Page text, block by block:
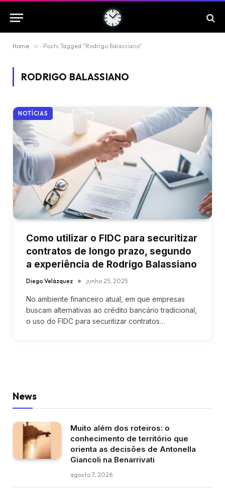
Home » Posts Tagged "Rodrigo Balassiano"
RODRIGO BALASSIANO
NOTÍCIAS
Como utilizar o FIDC para securitizar
contratos de longo prazo, segundo
a experiência de Rodrigo Balassiano
Diego Velázquez junho 25, 2025
No ambiente financeiro atual, em que empresas
buscam alternativas ao crédito bancário tradicional,
o uso do FIDC para securitizar contratos…
News
Muito além dos roteiros: o
conhecimento de território que
orienta as decisões de Antonella
Giancoli na Benarrivati
agosto 7, 2026